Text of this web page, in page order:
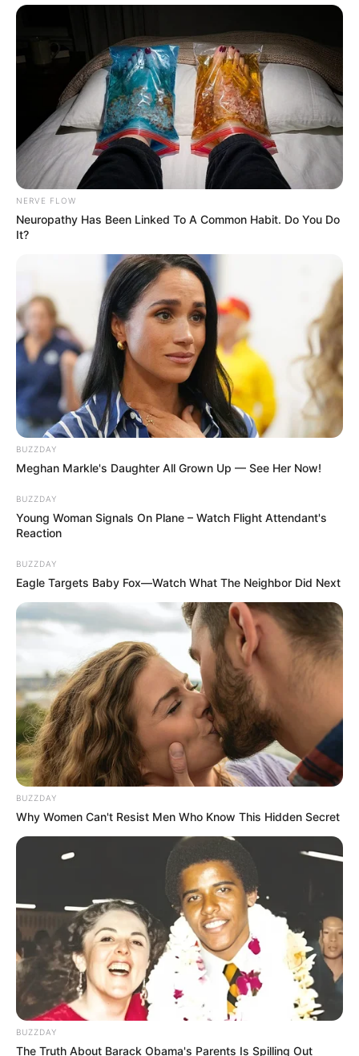
NERVE FLOW
Neuropathy Has Been Linked To A Common Habit. Do You Do
It?
BUZZDAY
Meghan Markle's Daughter All Grown Up — See Her Now!
BUZZDAY
Young Woman Signals On Plane – Watch Flight Attendant's
Reaction
BUZZDAY
Eagle Targets Baby Fox—Watch What The Neighbor Did Next
BUZZDAY
Why Women Can't Resist Men Who Know This Hidden Secret
BUZZDAY
The Truth About Barack Obama's Parents Is Spilling Out